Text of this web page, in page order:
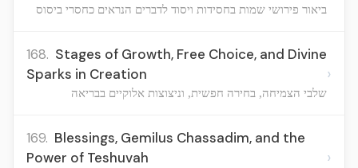
ביאור פירושי שמות בחסידות ויסוד לדברים הנראים כחסרי ביסוס
168. Stages of Growth, Free Choice, and Divine
Sparks in Creation
שלבי הצמיחה, בחירה חפשית, וניצוצות אלוקיים בבריאה
›
169. Blessings, Gemilus Chassadim, and the
Power of Teshuvah
›